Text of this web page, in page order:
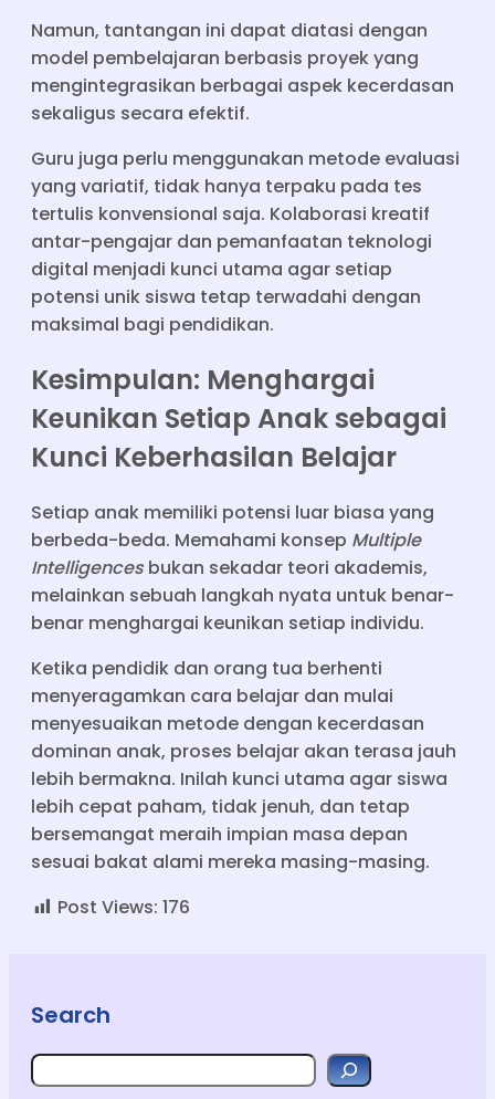
Namun, tantangan ini dapat diatasi dengan
model pembelajaran berbasis proyek yang
mengintegrasikan berbagai aspek kecerdasan
sekaligus secara efektif.
Guru juga perlu menggunakan metode evaluasi
yang variatif, tidak hanya terpaku pada tes
tertulis konvensional saja. Kolaborasi kreatif
antar-pengajar dan pemanfaatan teknologi
digital menjadi kunci utama agar setiap
potensi unik siswa tetap terwadahi dengan
maksimal bagi pendidikan.
Kesimpulan: Menghargai
Keunikan Setiap Anak sebagai
Kunci Keberhasilan Belajar
Setiap anak memiliki potensi luar biasa yang
berbeda-beda. Memahami konsep Multiple
Intelligencesbukan sekadar teori akademis,
melainkan sebuah langkah nyata untuk benar-
benar menghargai keunikan setiap individu.
Ketika pendidik dan orang tua berhenti
menyeragamkan cara belajar dan mulai
menyesuaikan metode dengan kecerdasan
dominan anak, proses belajar akan terasa jauh
lebih bermakna. Inilah kunci utama agar siswa
lebih cepat paham, tidak jenuh, dan tetap
bersemangat meraih impian masa depan
sesuai bakat alami mereka masing-masing.
Post Views: 176
Search
Search